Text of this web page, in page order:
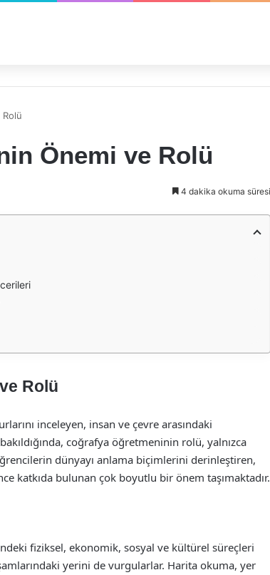
Önemi ve Rolü
4 dakika okuma süresi
Rolü
inceleyen, insan ve çevre arasındaki
coğrafya öğretmeninin rolü, yalnızca
dünyayı anlama biçimlerini derinleştiren,
katkıda bulunan çok boyutlu bir önem taşımaktadır.
fiziksel, ekonomik, sosyal ve kültürel süreçleri
yerini de vurgularlar. Harita okuma, yer